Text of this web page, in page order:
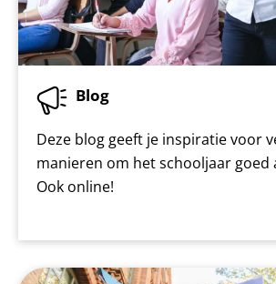
Blog
Deze blog geeft je inspiratie voor
manieren om het schooljaar goed
Ook online!